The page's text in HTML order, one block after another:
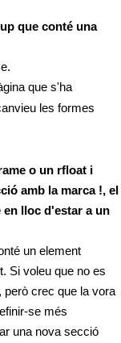
que conté una
que s'ha
les formes
o un rfloat i
amb la marca !, el
en lloc d'estar a un
un element
Si voleu que no es
crec que la vora
se més
una nova secció